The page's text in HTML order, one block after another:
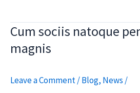
Cum sociis natoque
magnis
Leave a Comment/Blog, News /
Cum
sociis
natoque
et